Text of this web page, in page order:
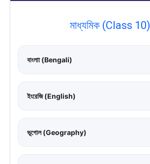
মাধ্যমিক (Class 10)
বাংলাা (Bengali)
ইংরেজি (English)
ভূগোল (Geography)